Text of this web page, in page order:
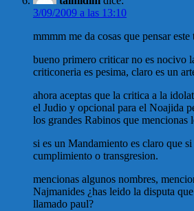
3/09/2009 a las 13:10
mmmm me da cosas que pensar este
bueno primero criticar no es nocivo
criticoneria es pesima, claro es un
ahora aceptas que la critica a la
el Judio y opcional para el Noajida
los grandes Rabinos que mencionas
si es un Mandamiento es claro que
cumplimiento o transgresion.
mencionas algunos nombres,
Najmanides ¿has leido la disputa
llamado paul?